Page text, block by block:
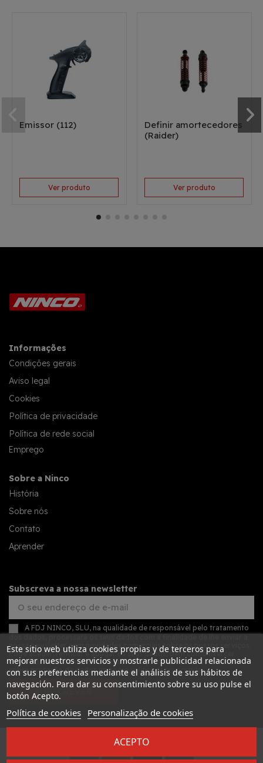
Emissor (112)
Ver produto
Definir amortecedores
(Raider)
Ver produto
Informações
Condições gerais
Aviso legal
Cookies
Política de privacidade
Política de rede social
Emprego
Sobre a Ninco
História
Sobre nós
Contato
Aprender
Subscreva a nossa newsletter
A FDJ NINCO, SLU, na qualidade de responsável pelo tratamento
nossa newsletter com novidades comerciais sobre os nossos serviços.
Pode aceder, retificar e apagar os seus dados, bem como exercer
outros direitos, consultando as informações adicionais detalhadas
sobre proteção de dados na nossa política de privacidade
SUBSCREVER
Desarrollado por
Este sitio web utiliza cookies propias y de terceros para
mejorar nuestros servicios y mostrarle publicidad relacionada
con sus preferencias mediante el análisis de sus hábitos de
navegación. Para dar su consentimiento sobre su uso pulse el
botón Acepto.
Política de cookies Personalização de cookies
ACEPTO